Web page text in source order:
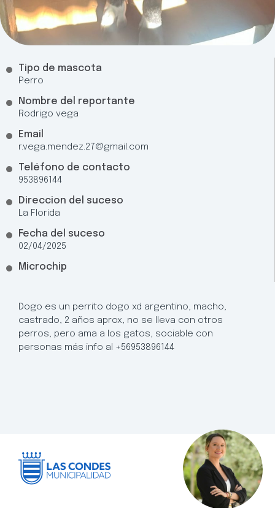
Tipo de mascota
Perro
Nombre del reportante
Rodrigo vega
Email
r.vega.mendez.27@gmail.com
Teléfono de contacto
953896144
Direccion del suceso
La Florida
Fecha del suceso
02/04/2025
Microchip
Dogo es un perrito dogo xd argentino, macho,
castrado, 2 años aprox, no se lleva con otros
perros, pero ama a los gatos, sociable con
personas más info al +56953896144